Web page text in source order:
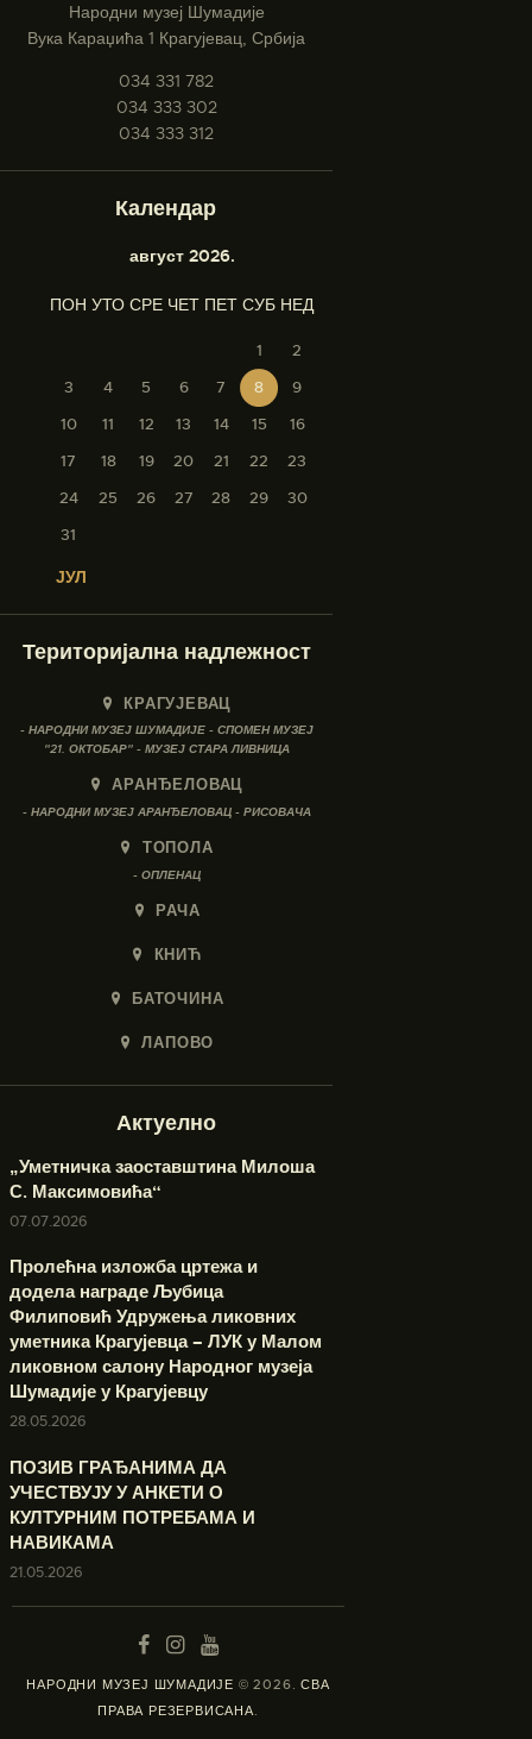
Народни музеј Шумадије
Вука Караџића 1 Крагујевац, Србија
034 331 782
034 333 302
034 333 312
Календар
август 2026.
ПОН УТО СРЕ ЧЕТ ПЕТ СУБ НЕД
1
2
3
4 5 6 7 8
9
10
11 12 13 14 15
16
17
18 19 20 21 22
23
24
25 26 27 28 29
30
31
« ЈУЛ
Територијална надлежност
КРАГУЈЕВАЦ
- НАРОДНИ МУЗЕЈ ШУМАДИЈЕ - СПОМЕН МУЗЕЈ
"21. ОКТОБАР" - МУЗЕЈ СТАРА ЛИВНИЦА
АРАНЂЕЛОВАЦ
- НАРОДНИ МУЗЕЈ АРАНЂЕЛОВАЦ - РИСОВАЧА
ТОПОЛА
- ОПЛЕНАЦ
РАЧА
КНИЋ
БАТОЧИНА
ЛАПОВО
Актуелно
„Уметничка заоставштина Милоша
С. Максимовића“
07.07.2026
Пролећна изложба цртежа и
додела награде Љубица
Филиповић Удружења ликовних
уметника Крагујевца – ЛУК у Малом
ликовном салону Народног музеја
Шумадије у Крагујевцу
28.05.2026
ПОЗИВ ГРАЂАНИМА ДА
УЧЕСТВУЈУ У АНКЕТИ О
КУЛТУРНИМ ПОТРЕБАМА И
НАВИКАМА
21.05.2026
НАРОДНИ МУЗЕЈ ШУМАДИЈЕ © 2026.СВА
ПРАВА РЕЗЕРВИСАНА